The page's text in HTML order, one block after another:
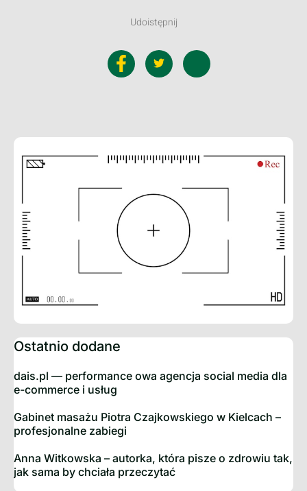
Udoistępnij
Ostatnio dodane
dais.pl — performance owa agencja social media dla
e-commerce i usług
Gabinet masażu Piotra Czajkowskiego w Kielcach –
profesjonalne zabiegi
Anna Witkowska – autorka, która pisze o zdrowiu tak,
jak sama by chciała przeczytać